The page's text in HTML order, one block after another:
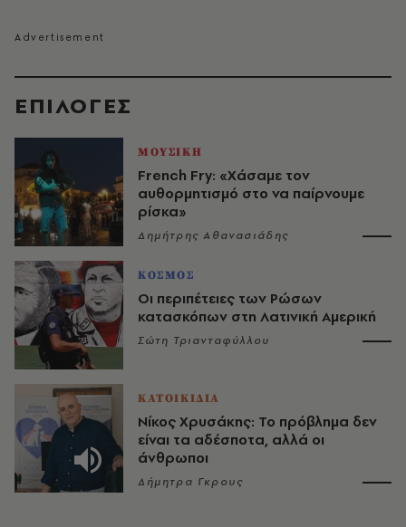
EΠΙΛΟΓΈΣ
ΜΟΥΣΙΚΗ
French Fry: «Χάσαμε τον
αυθορμητισμό στο να παίρνουμε
ρίσκα»
Δημήτρης Αθανασιάδης
ΚΟΣΜΟΣ
Οι περιπέτειες των Ρώσων
κατασκόπων στη Λατινική Αμερική
Σώτη Τριανταφύλλου
ΚΑΤΟΙΚΙΔΙΑ
Νίκος Χρυσάκης: Το πρόβλημα δεν
είναι τα αδέσποτα, αλλά οι
άνθρωποι
Δήμητρα Γκρους